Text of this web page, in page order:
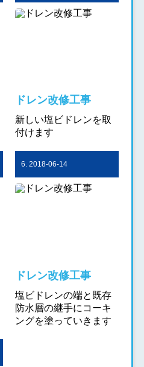
ドレン改修工事
新しい塩ビドレンを取
付けます
6. 2018-06-14
ドレン改修工事
塩ビドレンの端と既存
防水層の継手にコーキ
ングを塗っていきます